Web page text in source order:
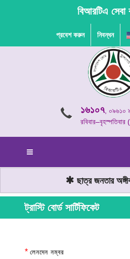
বিআরটিএ সেবা
প্রবেশ করুন নিবন্ধন
১৬১০৭, ০৯৬১০
ছাত্র জনতার
ট্রাস্টি বোর্ড সার্টিফিকেট
* লেনদেন নম্বর